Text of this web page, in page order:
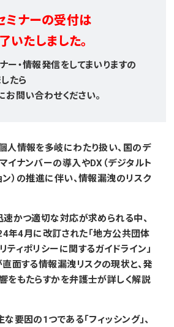
ミナーの受付は
いたしました。
ー・情報発信をしてまいりますの
たら
お問い合わせください。
人情報を多岐にわたり扱い、国のデ
イナンバーの導入やDX（デジタルト
ン）の推進に伴い、情報漏洩のリスク
速かつ適切な対応が求められる中、
年4月に改訂された「地方公共団体
ティポリシーに関するガイドライン」
面する情報漏洩リスクの現状と、発
をもたらすかを弁護士が詳しく解説
要因の1つである「フィッシング」、